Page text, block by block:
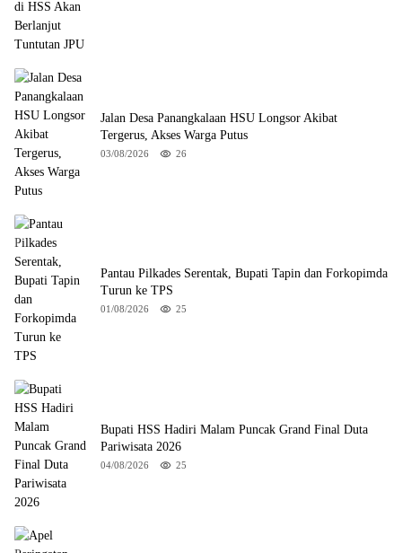
Jalan Desa Panangkalaan HSU Longsor Akibat
Tergerus, Akses Warga Putus
03/08/2026 26
Pantau Pilkades Serentak, Bupati Tapin dan Forkopimda
Turun ke TPS
01/08/2026 25
Bupati HSS Hadiri Malam Puncak Grand Final Duta
Pariwisata 2026
04/08/2026 25